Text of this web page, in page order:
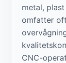
metal,
omfatter
CNC-